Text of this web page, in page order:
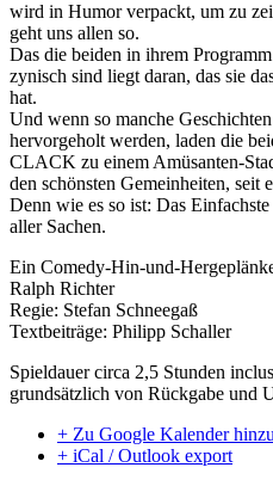
wird in Humor verpackt, um zu
geht uns allen so.
Das die beiden in ihrem
zynisch sind liegt daran, das sie
hat.
Und wenn so manche
hervorgeholt werden, laden die
CLACK zu einem Amüsanten-
den schönsten Gemeinheiten, seit
Denn wie es so ist: Das
aller Sachen.
Ein Comedy-Hin-und-
Ralph Richter
Regie: Stefan Schneegaß
Textbeiträge: Philipp Schaller
Spieldauer circa 2,5 Stunden
grundsätzlich von Rückgabe und
+ Zu Google Kalender
+ iCal / Outlook export